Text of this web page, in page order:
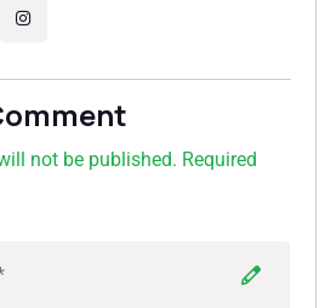
not be published. Required